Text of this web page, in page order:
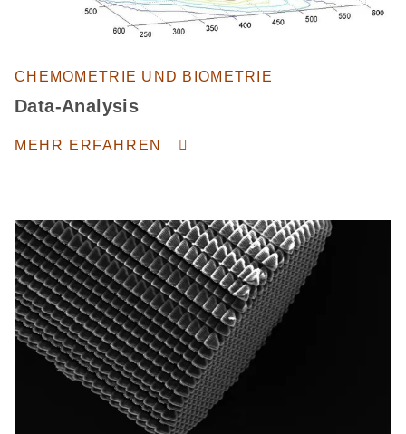
CHEMOMETRIE UND BIOMETRIE
Data-Analysis
MEHR ERFAHREN